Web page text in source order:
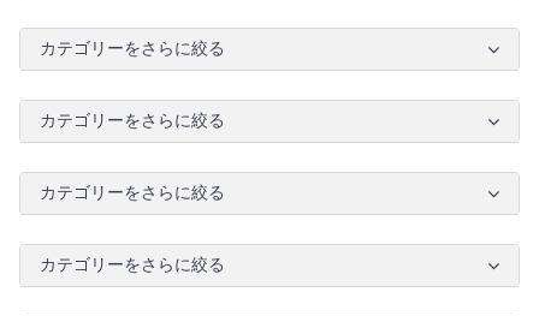
カテゴリーをさらに絞る
カテゴリーをさらに絞る
カテゴリーをさらに絞る
カテゴリーをさらに絞る